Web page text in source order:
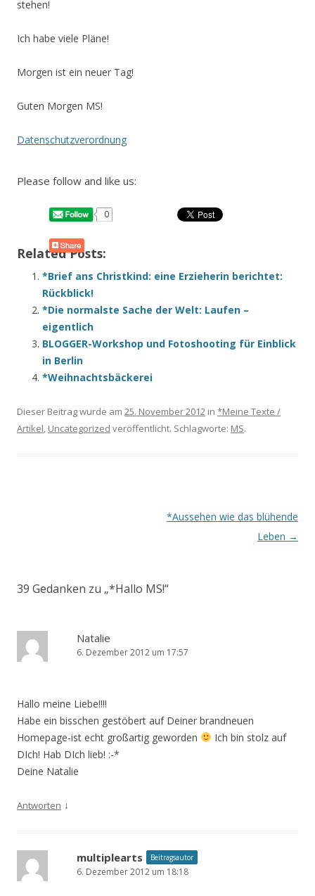
stehen!
Ich habe viele Pläne!
Morgen ist ein neuer Tag!
Guten Morgen MS!
Datenschutzverordnung
Please follow and like us:
0
Related Posts:
*Brief ans Christkind: eine Erzieherin berichtet:
Rückblick!
*Die normalste Sache der Welt: Laufen –
eigentlich
BLOGGER-Workshop und Fotoshooting für Einblick
in Berlin
*Weihnachtsbäckerei
Dieser Beitrag wurde am 25. November 2012 in *Meine Texte /
Artikel, Uncategorized veröffentlicht. Schlagworte: MS.
*Aussehen wie das blühende
Leben →
39 Gedanken zu „*Hallo MS!“
Natalie
6. Dezember 2012 um 17:57
Hallo meine Liebe!!!!
Habe ein bisschen gestöbert auf Deiner brandneuen
Homepage-ist echt großartig geworden
Ich bin stolz auf
DIch! Hab DIch lieb! :-*
Deine Natalie
Antworten ↓
multiplearts Beitragsautor
6. Dezember 2012 um 18:18